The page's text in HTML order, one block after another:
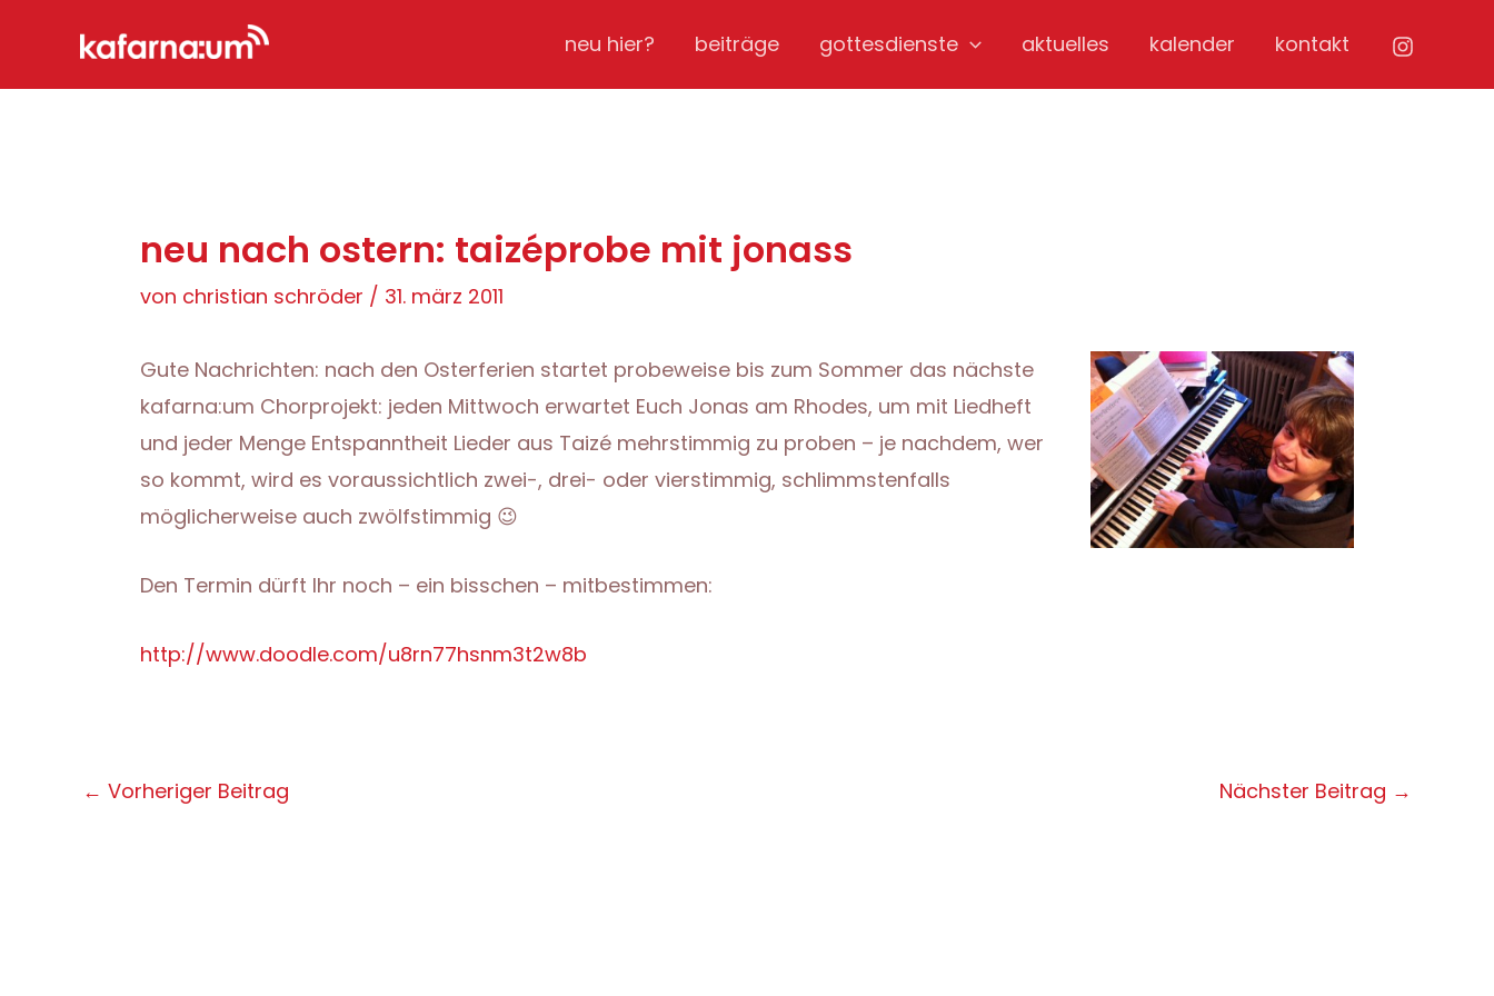
springen
neu hier? beiträge gottesdienste aktuelles kalender kontakt
neu nach ostern: taizéprobe mit jonass
von christian schröder / 31. märz 2011
Gute Nachrichten: nach den Osterferien startet probeweise bis zum Sommer das nächste
kafarna:um Chorprojekt: jeden Mittwoch erwartet Euch Jonas am Rhodes, um mit Liedheft
und jeder Menge Entspanntheit Lieder aus Taizé mehrstimmig zu proben – je nachdem, wer
so kommt, wird es voraussichtlich zwei-, drei- oder vierstimmig, schlimmstenfalls
möglicherweise auch zwölfstimmig 😉
Den Termin dürft Ihr noch – ein bisschen – mitbestimmen:
http://www.doodle.com/u8rn77hsnm3t2w8b
Post
← Vorheriger Beitrag Nächster Beitrag →